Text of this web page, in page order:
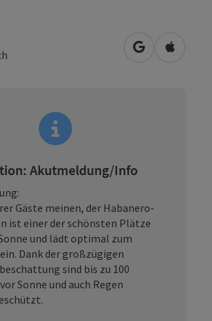
in Google
in
Akutmeldung/Info
Gäste meinen, der Habanero-
ist einer der schönsten Plätze
und lädt optimal zum
Dank der großzügigen
sind bis zu 100
Sonne und auch Regen